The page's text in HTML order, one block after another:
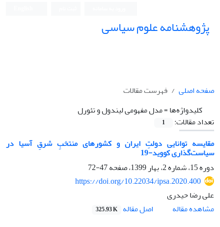
پژوهشنامه علوم سیاسی
صفحه اصلی
فهرست مقالات
کلیدواژه‌ها =مدل مفهومی لیندول و تئورل
تعداد مقالات:
1
مقایسه توانایی دولتِ ایران و کشور‌های منتخبِ شرقِ آسیا در
سیاست‌گذاری کووید-19
دوره 15، شماره 2، بهار 1399، صفحه
47-72
https://doi.org/10.22034/ipsa.2020.400
علی رضا حیدری
مشاهده مقاله
اصل مقاله 325.93 K